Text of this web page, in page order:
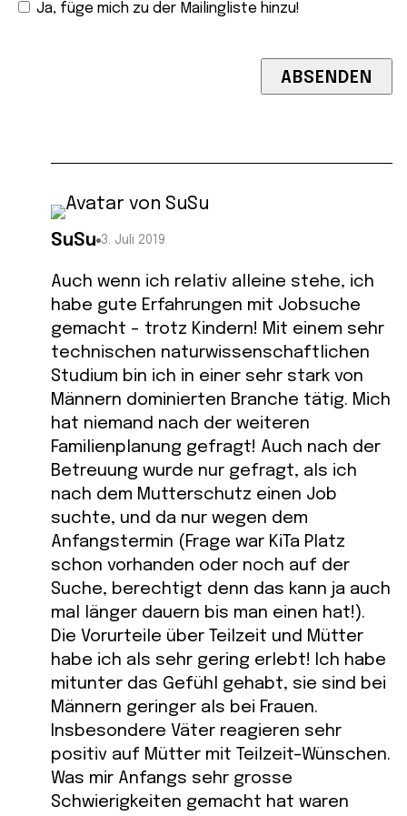
Ja, füge mich zu der Mailingliste hinzu!
SuSu 3. Juli 2019
Auch wenn ich relativ alleine stehe, ich
habe gute Erfahrungen mit Jobsuche
gemacht – trotz Kindern! Mit einem sehr
technischen naturwissenschaftlichen
Studium bin ich in einer sehr stark von
Männern dominierten Branche tätig. Mich
hat niemand nach der weiteren
Familienplanung gefragt! Auch nach der
Betreuung wurde nur gefragt, als ich
nach dem Mutterschutz einen Job
suchte, und da nur wegen dem
Anfangstermin (Frage war KiTa Platz
schon vorhanden oder noch auf der
Suche, berechtigt denn das kann ja auch
mal länger dauern bis man einen hat!).
Die Vorurteile über Teilzeit und Mütter
habe ich als sehr gering erlebt! Ich habe
mitunter das Gefühl gehabt, sie sind bei
Männern geringer als bei Frauen.
Insbesondere Väter reagieren sehr
positiv auf Mütter mit Teilzeit-Wünschen.
Was mir Anfangs sehr grosse
Schwierigkeiten gemacht hat waren